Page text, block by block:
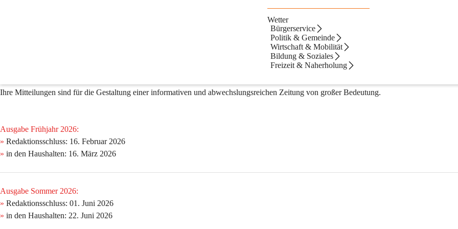
Wetter
Bürgerservice
Politik & Gemeinde
Wirtschaft & Mobilität
Bildung & Soziales
Freizeit & Naherholung
Zur besseren Planung der kommenden Ausgaben der Gemeindezeitung bitten wir alle Vereine und Beitragende, ihre Themen und Beiträge
Ihre Mitteilungen sind für die Gestaltung einer informativen und abwechslungsreichen Zeitung von großer Bedeutung.
Ausgabe Frühjahr 2026:
» Redaktionsschluss: 16. Februar 2026
» in den Haushalten: 16. März 2026
Ausgabe Sommer 2026:
» Redaktionsschluss: 01. Juni 2026
» in den Haushalten: 22. Juni 2026